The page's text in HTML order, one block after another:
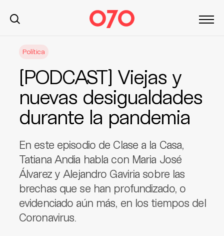
Política
[PODCAST] Viejas y
nuevas desigualdades
durante la pandemia
En este episodio de Clase a la Casa,
Tatiana Andia habla con Maria José
Álvarez y Alejandro Gaviria sobre las
brechas que se han profundizado, o
evidenciado aún más, en los tiempos del
Coronavirus.